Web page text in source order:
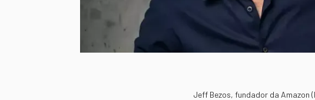
Jeff Bezos, fundador da Amazon